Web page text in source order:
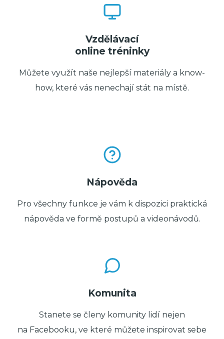
Vzdělávací
online tréninky
Můžete využít naše nejlepší materiály a know-
how, které vás nenechají stát na místě.
Nápověda
Pro všechny funkce je vám k dispozici praktická
nápověda ve formě postupů a videonávodů.
Komunita
Stanete se členy komunity lidí nejen
na Facebooku, ve které můžete inspirovat sebe